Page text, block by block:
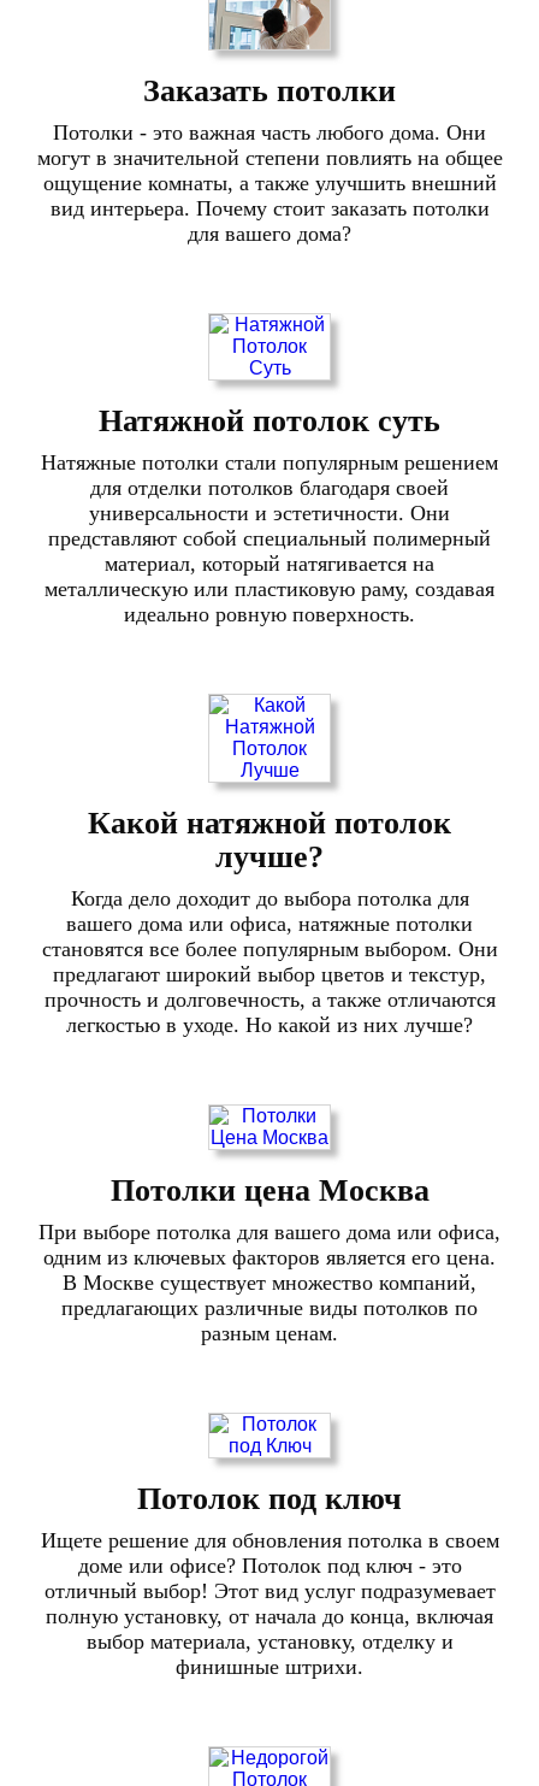
Заказать потолки
Потолки - это важная часть любого дома. Они
могут в значительной степени повлиять на общее
ощущение комнаты, а также улучшить внешний
вид интерьера. Почему стоит заказать потолки
для вашего дома?
Натяжной потолок суть
Натяжные потолки стали популярным решением
для отделки потолков благодаря своей
универсальности и эстетичности. Они
представляют собой специальный полимерный
материал, который натягивается на
металлическую или пластиковую раму, создавая
идеально ровную поверхность.
Какой натяжной потолок
лучше?
Когда дело доходит до выбора потолка для
вашего дома или офиса, натяжные потолки
становятся все более популярным выбором. Они
предлагают широкий выбор цветов и текстур,
прочность и долговечность, а также отличаются
легкостью в уходе. Но какой из них лучше?
Потолки цена Москва
При выборе потолка для вашего дома или офиса,
одним из ключевых факторов является его цена.
В Москве существует множество компаний,
предлагающих различные виды потолков по
разным ценам.
Потолок под ключ
Ищете решение для обновления потолка в своем
доме или офисе? Потолок под ключ - это
отличный выбор! Этот вид услуг подразумевает
полную установку, от начала до конца, включая
выбор материала, установку, отделку и
финишные штрихи.